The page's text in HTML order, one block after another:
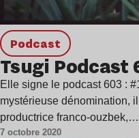
podcast
Tsugi Podcast
Elle signe le podcast 603 :
mystérieuse dénomination,
productrice franco-ouzbek,…
7 octobre 2020